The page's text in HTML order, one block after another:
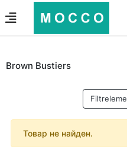
Brown Bustiers
Filtreleme
Товар не найден.